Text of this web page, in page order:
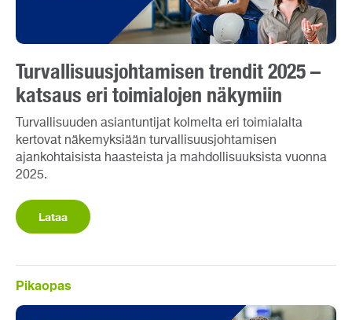
Turvallisuusjohtamisen trendit 2025 –
katsaus eri toimialojen näkymiin
Turvallisuuden asiantuntijat kolmelta eri toimialalta
kertovat näkemyksiään turvallisuusjohtamisen
ajankohtaisista haasteista ja mahdollisuuksista vuonna
2025.
Lataa
Pikaopas